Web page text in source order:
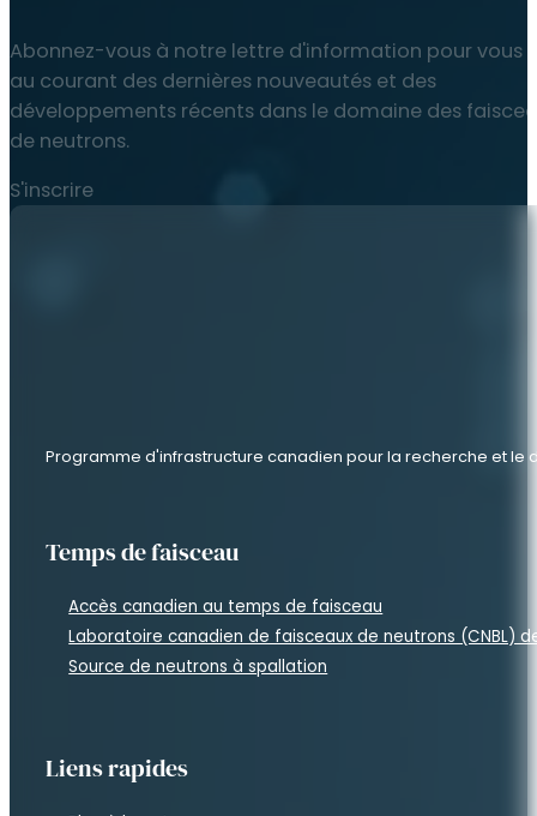
Abonnez-vous à notre lettre d'information pour vous
au courant des dernières nouveautés et des
développements récents dans le domaine des
de neutrons.
S'inscrire
Programme d'infrastructure canadien pour la recherche et
Temps de faisceau
Accès canadien au temps de faisceau
Laboratoire canadien de faisceaux de neutrons (CNBL)
Source de neutrons à spallation
Liens rapides